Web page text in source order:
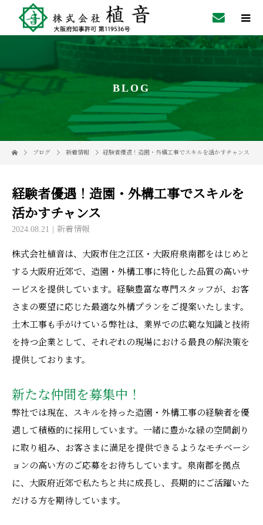
BLOG
ブログ 新着情報 経験者優遇！造園・外構工事でスキルを活かすチャンス
経験者優遇！造園・外構工事でスキルを
活かすチャンス
2024.08.21 新着情報
株式会社植音は、大阪市住之江区・大阪府泉南郡をはじめと
する大阪府近郊で、造園・外構工事に特化した品質の高いサ
ービスを提供しています。経験豊富な専門スタッフが、お客
さまの要望に応じた最適な外構プランをご提案いたします。
土木工事も手がけている弊社は、業界での広範な知識と技術
を持つ企業として、それぞれの現場における最良の解決策を
提供しております。
新たな仲間を募集中！
弊社では現在、スキルを持った造園・外構工事の経験者を優
遇して積極的に採用しています。一緒に豊かな緑の空間創り
に取り組み、お客さまに満足を提供できるようなモチベーシ
ョンの高い方のご応募をお待ちしています。泉南郡を拠点
に、大阪府近郊で私たちと共に成長し、長期的にご活躍いた
だける方を期待しています。